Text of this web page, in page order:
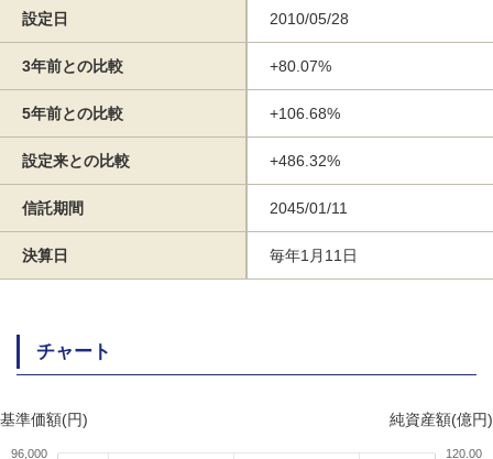
設定日 2010/05/28
3年前との比較 +80.07%
5年前との比較 +106.68%
設定来との比較 +486.32%
信託期間 2045/01/11
決算日 毎年1月11日
チャート
基準価額(円) 純資産額(億円)
96,000 120.00